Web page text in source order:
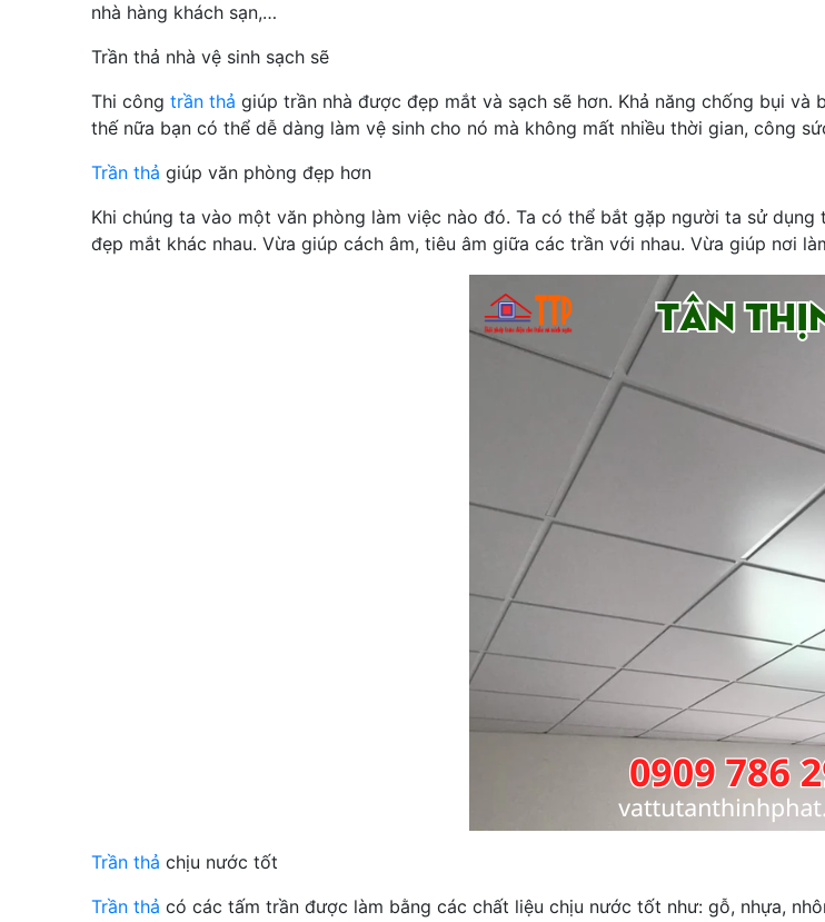
nhà hàng khách sạn,…
Trần thả nhà vệ sinh sạch sẽ
Thi công trần thả giúp trần nhà được đẹp mắt và sạch sẽ hơn. Khả năng chống bụi
thế nữa bạn có thể dễ dàng làm vệ sinh cho nó mà không mất nhiều thời gian, công
Trần thả giúp văn phòng đẹp hơn
Khi chúng ta vào một văn phòng làm việc nào đó. Ta có thể bắt gặp người ta sử
đẹp mắt khác nhau. Vừa giúp cách âm, tiêu âm giữa các trần với nhau. Vừa giúp nơi
Trần thả chịu nước tốt
Trần thả có các tấm trần được làm bằng các chất liệu chịu nước tốt như: gỗ, nhựa,